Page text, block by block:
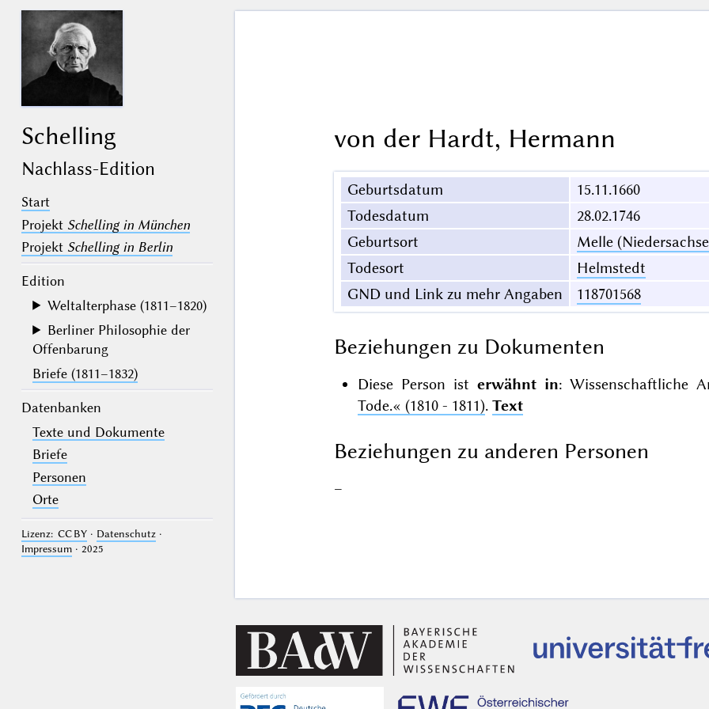
Schelling
Nachlass-Edition
Start
Projekt Schelling in München
Projekt Schelling in Berlin
Edition
Weltalterphase (1811–1820)
Berliner Philosophie der
Offenbarung
Briefe (1811–1832)
Datenbanken
Texte und Dokumente
Briefe
Personen
Orte
Lizenz: CC BY· Datenschutz·
Impressum· 2025
von der Hardt, Hermann
Geburtsdatum
15.11.1660
Todesdatum
28.02.1746
Geburtsort
Melle
Todesort
Helmstedt
GND und Link zu mehr Angaben
118701568
Beziehungen zu Dokumenten
Diese Person ist erwähnt in: Wissenschaftliche
Tode.« (1810 - 1811). Text
Beziehungen zu anderen Personen
–